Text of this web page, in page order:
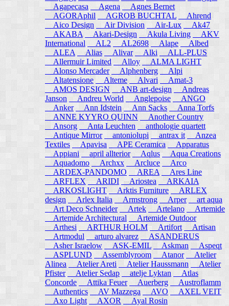
Agapecasa
Agena
Agnes Bernet
AGORAphil
AGROB BUCHTAL
Ahrend
Aico Design
Air Division Air-Lux
Ak47
AKABA
Akari-Design Akula Living
AKV
International
AL2 AL2698 Alape
Albed
ALEA
Alias Alivar Alki
ALL-PLUS
Allermuir Limited
Alloy
ALMA LIGHT
Alonso Mercader
Alphenberg
Alpi
Altatensione
Alteme Alvari
Amat-3
AMOS DESIGN
ANB art-design
Andreas
Janson
Andreu World Anglepoise
ANGO
Anker
Ann Idstein Ann Sacks
Anna Torfs
ANNE KYYRO QUINN
Another Country
Ansorg
Anta Leuchten
anthologie quartett
Antique Mirror
antoniolupi antrax it
Anzea
Textiles
Apavisa APE Ceramica
Apparatus
Appiani
april allterior Aqlus Aqua Creations
Aquadomo
Archxx Arcluce
Arco
ARDEX-PANDOMO
AREA
Ares Line
ARFLEX
ARIDI Ariostea
ARKAIA
ARKOSLIGHT
Arktis Furniture
ARLEX
design
Arlex Italia Armstrong Arper
art aqua
Art Deco Schneider
Artek Artelano
Artemide
Artemide Architectural
Artemide Outdoor
Arthesi
ARTHUR HOLM Artifort
Artisan
Artmodul
arturo alvarez
ASANDERUS
Asher Israelow
ASK-EMIL Askman
Aspeqt
ASPLUND
Assemblyroom Atanor
Atelier
Alinea
Atelier Areti Atelier Haussmann
Atelier
Pfister
Atelier Sedap atelje Lyktan
Atlas
Concorde
Attika Feuer Auerberg
Austroflamm
Authentics
AV Mazzega AVO
AXEL VEIT
Axo Light
AXOR Ayal Rosin